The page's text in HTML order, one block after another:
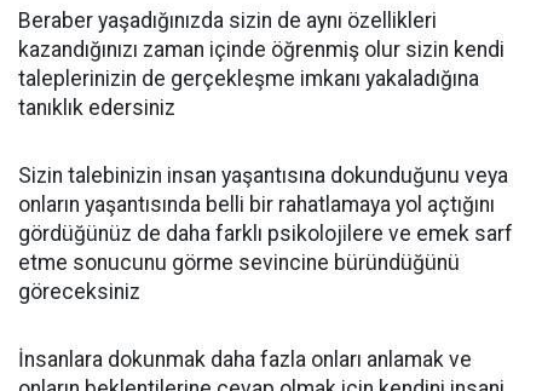
Beraber yaşadığınızda sizin de aynı özellikleri
kazandığınızı zaman içinde öğrenmiş olur sizin kendi
taleplerinizin de gerçekleşme imkanı yakaladığına
tanıklık edersiniz
Sizin talebinizin insan yaşantısına dokunduğunu veya
onların yaşantısında belli bir rahatlamaya yol açtığını
gördüğünüz de daha farklı psikolojilere ve emek sarf
etme sonucunu görme sevincine büründüğünü
göreceksiniz
İnsanlara dokunmak daha fazla onları anlamak ve